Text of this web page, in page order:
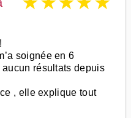
soignée en 6
résultats depuis
, elle explique tout